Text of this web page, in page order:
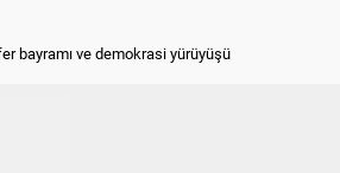
bayramı ve demokrasi yürüyüşü